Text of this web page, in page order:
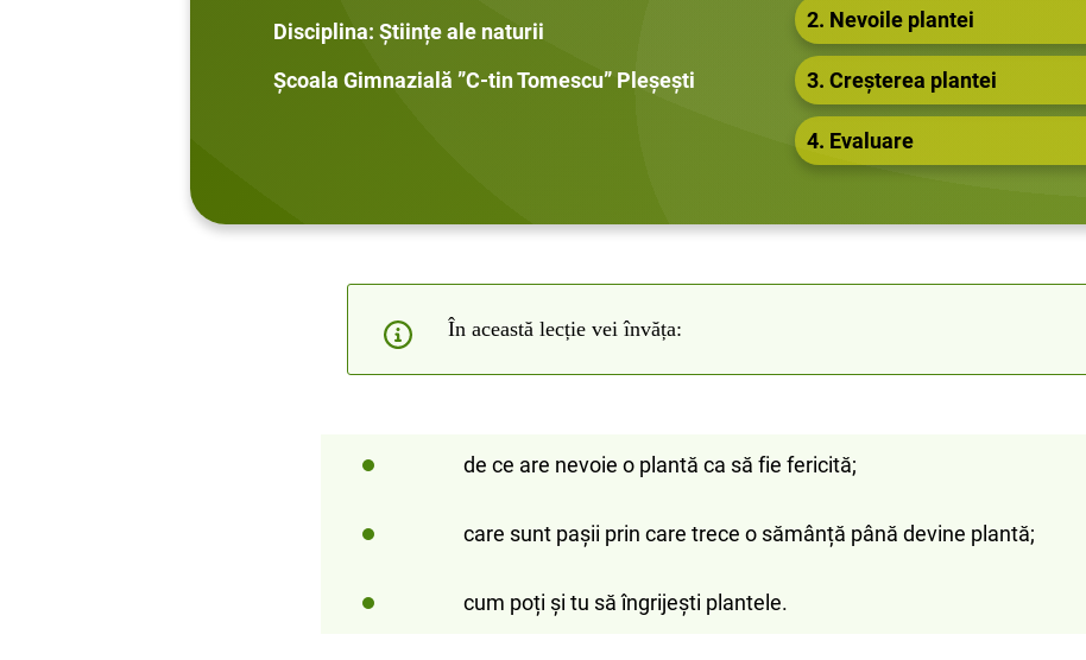
Disciplina: Științe ale naturii
Școala Gimnazială ”C-tin Tomescu” Pleșești
2. Nevoile plantei
3. Creșterea plantei
4. Evaluare
În această lecție vei învăța:
de ce are nevoie o plantă ca să fie fericită;
care sunt pașii prin care trece o sămânță până devine plantă;
cum poți și tu să îngrijești plantele.